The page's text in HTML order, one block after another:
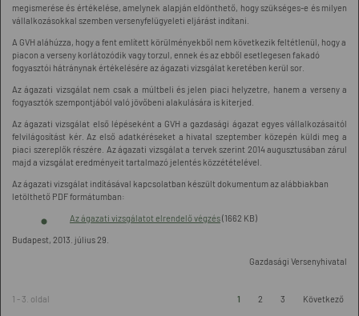
megismerése és értékelése, amelynek alapján eldönthető, hogy szükséges-e és milyen
vállalkozásokkal szemben versenyfelügyeleti eljárást indítani.
A GVH aláhúzza, hogy a fent említett körülményekből nem következik feltétlenül, hogy a
piacon a verseny korlátozódik vagy torzul, ennek és az ebből esetlegesen fakadó
fogyasztói hátránynak értékelésére az ágazati vizsgálat keretében kerül sor.
Az ágazati vizsgálat nem csak a múltbeli és jelen piaci helyzetre, hanem a verseny a
fogyasztók szempontjából való jövőbeni alakulására is kiterjed.
Az ágazati vizsgálat első lépéseként a GVH a gazdasági ágazat egyes vállalkozásaitól
felvilágosítást kér. Az első adatkéréseket a hivatal szeptember közepén küldi meg a
piaci szereplők részére. Az ágazati vizsgálat a tervek szerint 2014 augusztusában zárul
majd a vizsgálat eredményeit tartalmazó jelentés közzétételével.
Az ágazati vizsgálat indításával kapcsolatban készült dokumentum az alábbiakban
letölthető PDF formátumban:
Az ágazati vizsgálatot elrendelő végzés(1662 KB)
Budapest, 2013. július 29.
Gazdasági Versenyhivatal
1 - 3. oldal 1 2 3 Következő